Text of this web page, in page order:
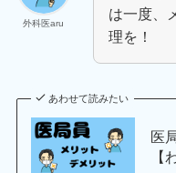
外科医aru
は一度、
理を！
あわせて読みたい
医
【